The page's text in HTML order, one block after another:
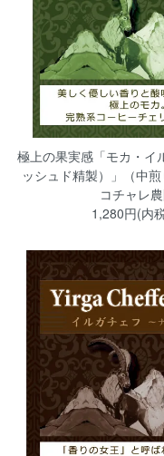
極上の果実感「モカ・イ
ッシュド精製）」（中
コチャレ
1,280円(内